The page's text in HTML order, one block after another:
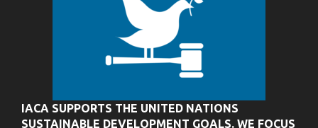
IACA SUPPORTS THE UNITED NATIONS
SUSTAINABLE DEVELOPMENT GOALS. WE FOCUS